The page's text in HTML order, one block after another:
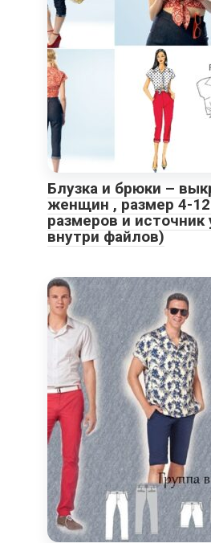
Блузка и брюки –
женщин , размер 4-
размеров и источник
внутри файлов)